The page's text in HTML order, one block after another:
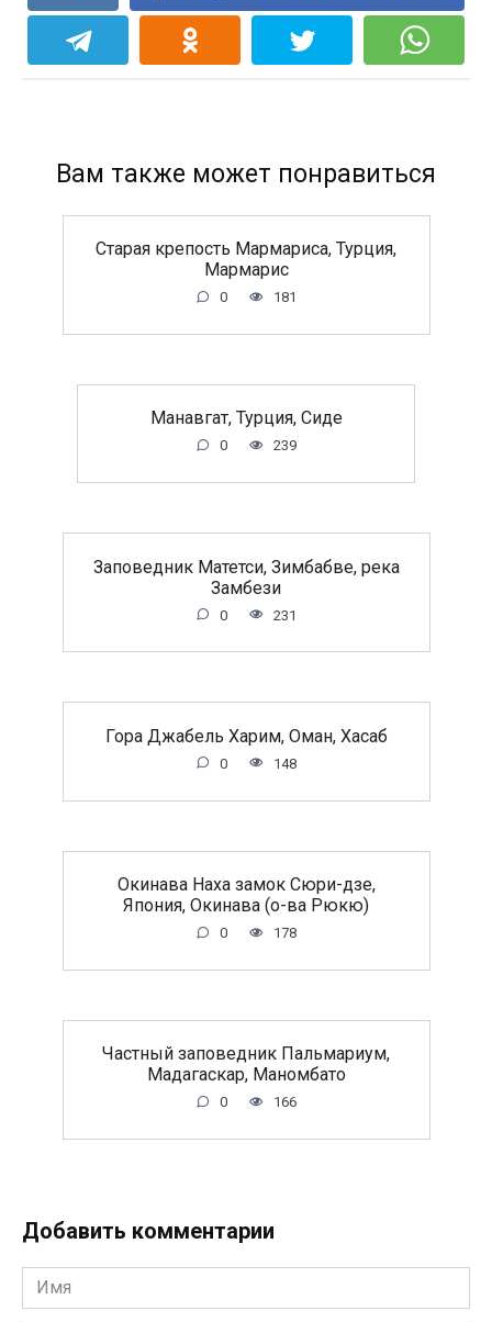
Вам также может понравиться
Старая крепость Мармариса, Турция,
Мармарис
0 181
Манавгат, Турция, Сиде
0 239
Заповедник Матетси, Зимбабве, река
Замбези
0 231
Гора Джабель Харим, Оман, Хасаб
0 148
Окинава Наха замок Сюри-дзе,
Япония, Окинава (о-ва Рюкю)
0 178
Частный заповедник Пальмариум,
Мадагаскар, Маномбато
0 166
Добавить комментарии
Имя
*